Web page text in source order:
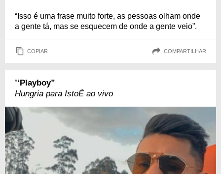
“Isso é uma frase muito forte, as pessoas olham onde
a gente tá, mas se esquecem de onde a gente veio”.
COPIAR COMPARTILHAR
’‘Playboy”
Hungria para IstoÉ ao vivo